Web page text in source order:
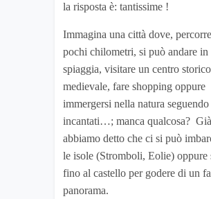
la risposta è: tantissime !
Immagina una città dove,
pochi chilometri, si può andare in
spiaggia, visitare un centro storico
medievale, fare shopping oppure
immergersi nella natura seguendo
incantati…; manca qualcosa?
abbiamo detto che ci si può
le isole (Stromboli, Eolie) oppure
fino al castello per godere di un
panorama.